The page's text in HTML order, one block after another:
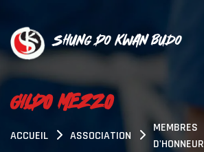
Shung Do Kwan Budo
GILDO MEZZO
ACCUEIL ASSOCIATION
MEMBRES
D'HONNEUR